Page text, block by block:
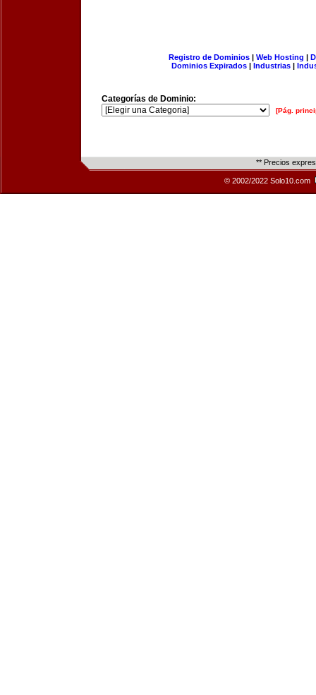
Registro de Dominios| Web Hosting |
Dominios Expirados | Industrias |
Categorías de Dominio:
[Pág.
** Precios
© 2002/2022 Solo10.com